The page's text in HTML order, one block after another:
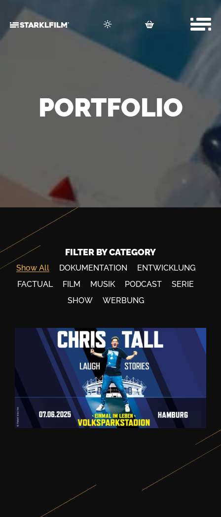
PORTFOLIO
FILTER BY CATEGORY
Show All DOKUMENTATION
ENTWICKLUNG
FACTUAL
FILM MUSIK PODCAST
SERIE
SHOW
WERBUNG